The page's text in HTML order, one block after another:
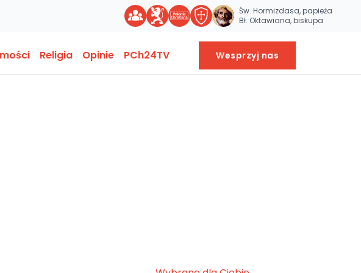
Św. Hormizdasa, papieża
Bł. Oktawiana, biskupa
Religia Opinie PCh24TV Wesprzyj nas